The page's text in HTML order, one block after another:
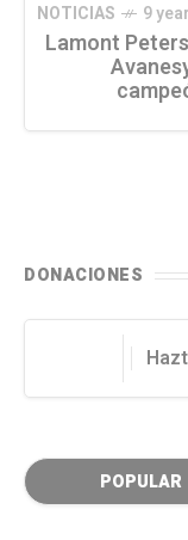
NOTICIAS 9
Lamont
DONACIONES
POPULAR